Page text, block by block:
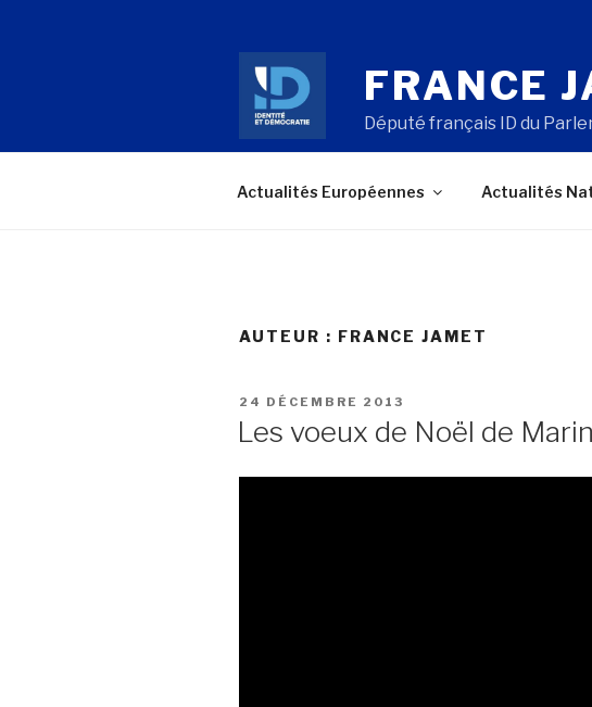
FRANCE
Député français ID du
Actualités Européennes Actualités
AUTEUR : FRANCE JAMET
PUBLIÉ
LE
24 DÉCEMBRE 2013
Les voeux de Noël de